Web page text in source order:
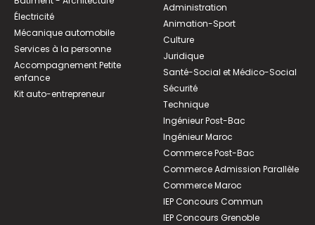
Électricité
Mécanique automobile
Services à la personne
Accompagnement Petite
enfance
Kit auto-entrepreneur
Administration
Animation-Sport
Culture
Juridique
Santé-Social et Médico-Social
Sécurité
Technique
Ingénieur Post-Bac
Ingénieur Maroc
Commerce Post-Bac
Commerce Admission Parallèle
Commerce Maroc
IEP Concours Commun
IEP Concours Grenoble